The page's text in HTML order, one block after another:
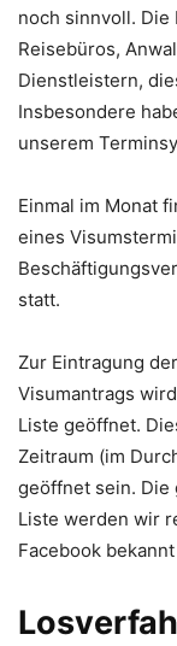
noch sinnvoll.
Reisebüros,
Dienstleistern,
Insbesondere
unserem
Einmal im Monat
eines
statt.
Zur Eintragung
Visumantrags
Liste geöffnet.
Zeitraum (im
geöffnet sein. Die
Liste werden wir
Facebook